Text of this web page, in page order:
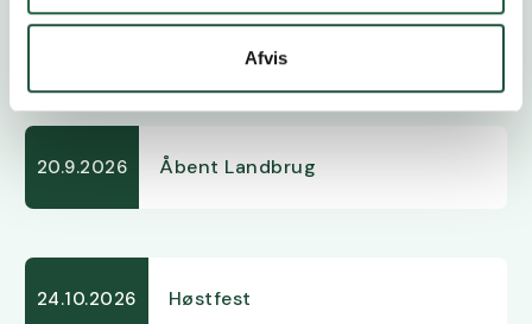
Afvis
Kalender
20.9.2026 Åbent Landbrug
24.10.2026 Høstfest